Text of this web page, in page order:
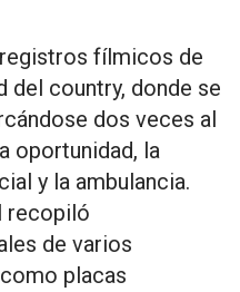
fílmicos de
del country, donde se
dos veces al
oportunidad, la
y la ambulancia.
recopiló
de varios
placas